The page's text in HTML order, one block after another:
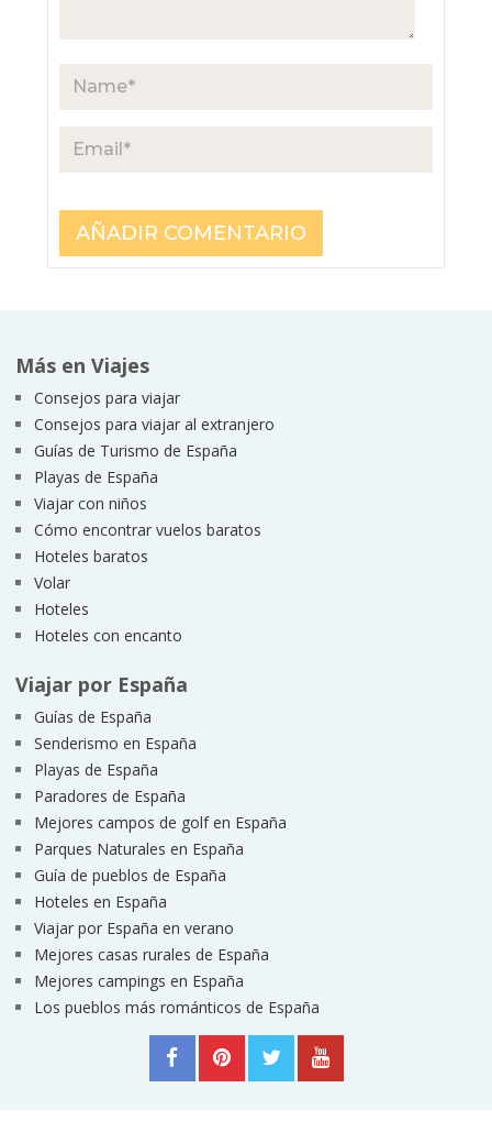
Más en Viajes
Consejos para viajar
Consejos para viajar al extranjero
Guías de Turismo de España
Playas de España
Viajar con niños
Cómo encontrar vuelos baratos
Hoteles baratos
Volar
Hoteles
Hoteles con encanto
Viajar por España
Guías de España
Senderismo en España
Playas de España
Paradores de España
Mejores campos de golf en España
Parques Naturales en España
Guía de pueblos de España
Hoteles en España
Viajar por España en verano
Mejores casas rurales de España
Mejores campings en España
Los pueblos más románticos de España